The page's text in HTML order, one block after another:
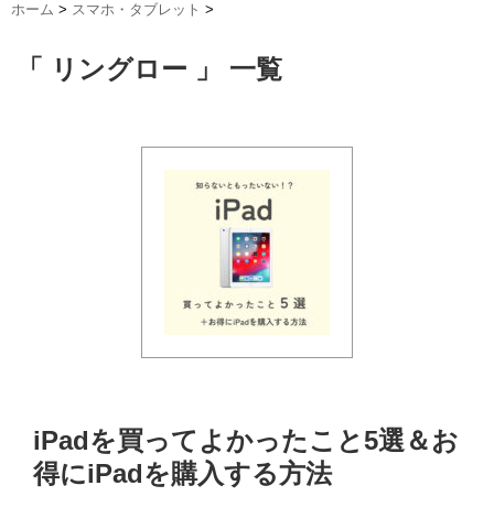
ホーム > スマホ・タブレット >
「 リングロー 」 一覧
iPadを買ってよかったこと5選＆お
得にiPadを購入する方法